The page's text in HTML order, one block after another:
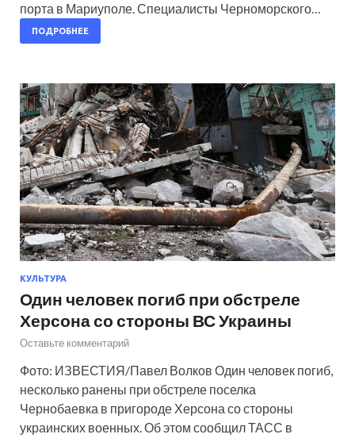
порта в Мариуполе. Специалисты Черноморского…
ПОДРОБНЕЕ
КУЛЬТУРА
Один человек погиб при обстреле
Херсона со стороны ВС Украины
Оставьте комментарий
Фото: ИЗВЕСТИЯ/Павел Волков Один человек погиб,
несколько ранены при обстреле поселка
Чернобаевка в пригороде Херсона со стороны
украинских военных. Об этом сообщил ТАСС в